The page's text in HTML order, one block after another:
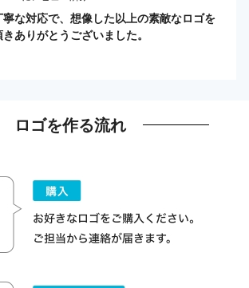
な対応で、想像した以上の素敵なロゴを
ありがとうございました。
ロゴを作る流れ